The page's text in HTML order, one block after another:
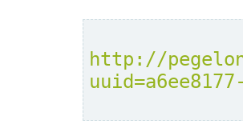
http://